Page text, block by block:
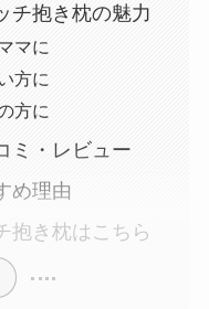
チ抱き枕の魅力
マに
方に
方に
ミ・レビュー
め理由
抱き枕はこちら